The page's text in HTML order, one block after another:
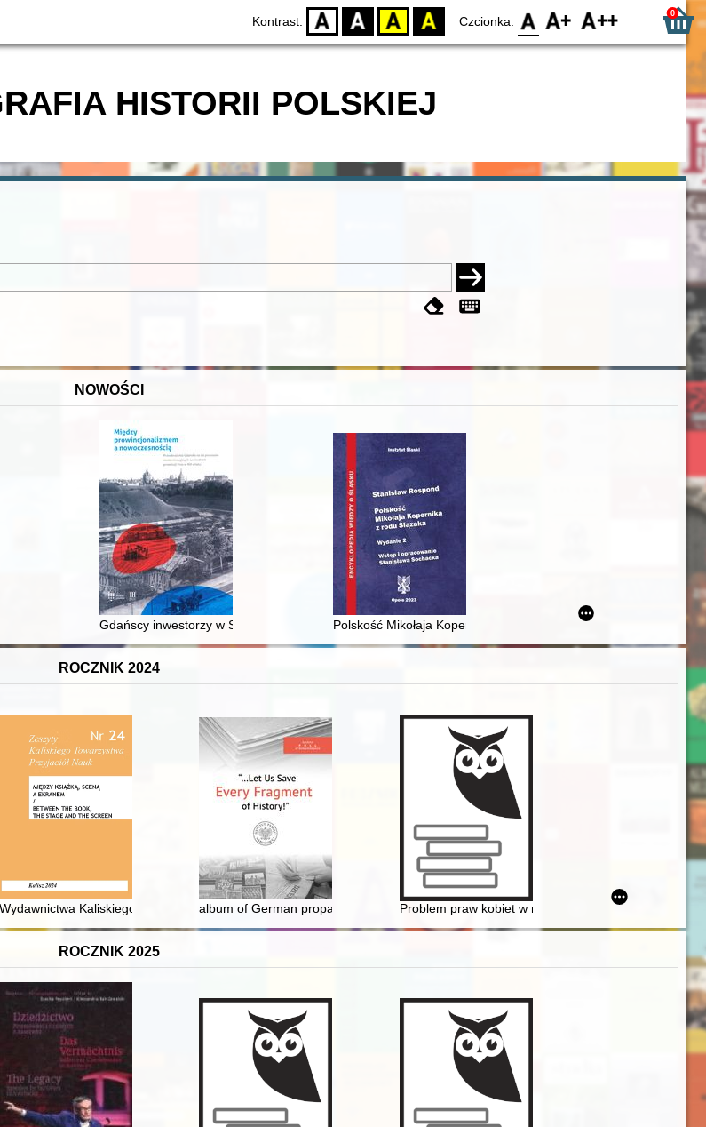
Kontrast: D BW YB BY Czcionka: F0 F1 F2 0
HISTORII POLSKIEJ
NOWOŚCI
poligonu drawskiego od średniowiecza do dziś
Gdańscy inwestorzy w Sopocie : prestiż finansowy i towarzyski lokalnego mieszczaństwa w 2. poł. XIX w
Polskość Mikołaja Kopernika z rodu Ślązaka
ROCZNIK 2024
Wydawnictwa Kaliskiego Towarzystwa Przyjaciół Naukalbum of German propaganda photographs donated by Francesca Snelling
Problem praw kobiet w międzywojennej prasie dla
ROCZNIK 2025